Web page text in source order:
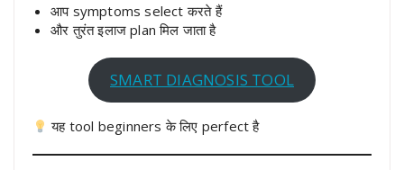
आप symptoms select करते हैं
और तुरंत इलाज plan मिल जाता है
SMART DIAGNOSIS TOOL
यह tool beginners के लिए perfect है